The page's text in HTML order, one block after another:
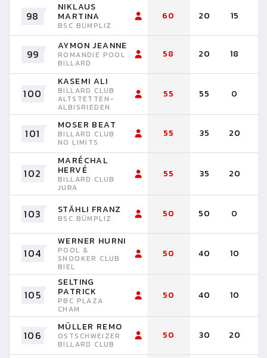
98
NIKLAUS
MARTINA
BSC BÜMPLIZ
60 20 15
99
AYMON JEANNE
ROMANDIE POOL
BILLARD
58 20 18
100
KASEMI ALI
BILLARD CLUB
ALTSTETTEN-
ALBISRIEDEN
55 55 0
101
MOSER BEAT
BILLARD CLUB
NO LIMITS
55 35 20
102
MARÉCHAL
HERVÉ
BILLARD CLUB
JURA
55 35 20
103 STÄHLI FRANZ
BSC BÜMPLIZ 50 50 0
104
WERNER HURNI
POOL &
SNOOKER CLUB
BIEL
50 40 10
105
SELTING
PATRICK
PBC PLAZA
CHAM
50 40 10
106
MÜLLER REMO
OSTSCHWEIZER
BILLARD CLUB
50 30 20